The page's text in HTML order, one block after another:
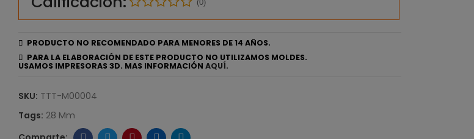
(0)
PRODUCTO NO RECOMENDADO PARA MENORES DE 14 AÑOS.
PARA LA ELABORACIÓN DE ESTE PRODUCTO NO UTILIZAMOS MOLDES.
USAMOS IMPRESORAS 3D. MAS INFORMACIÓN AQUÍ.
SKU: TTT-M00004
Tags: 28 Mm